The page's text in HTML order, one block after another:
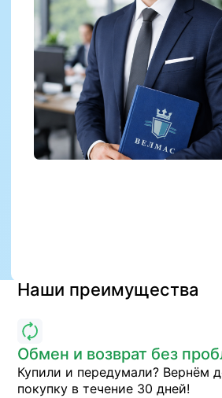
Наши преимущества
Обмен и возврат без
Купили и передумали? Вернём
покупку в течение 30 дней!